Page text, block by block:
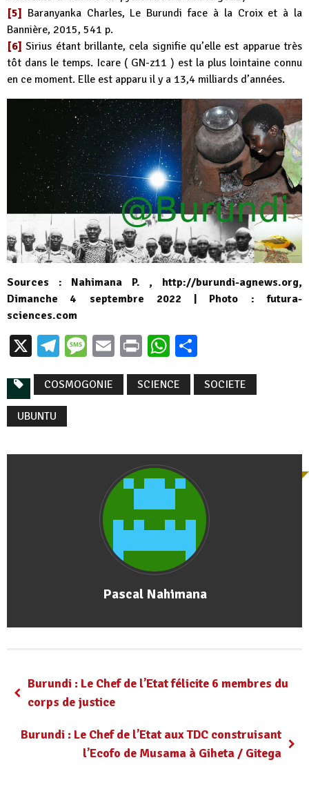
[5] Baranyanka Charles, Le Burundi face à la Croix et à la
Bannière, 2015, 541 p.
[6] Sirius étant brillante, cela signifie qu’elle est apparue très
tôt dans le temps. Icare ( GN-z11 ) est la plus lointaine connu
en ce moment. Elle est apparu il y a 13,4 milliards d’années.
Sources : Nahimana P. , http://burundi-agnews.org,
Dimanche 4 septembre 2022 | Photo : futura-
sciences.com
X Telegram
Message
EmailPrintWhatsApp
COSMOGONIE SCIENCE SOCIETE
UBUNTU
Pascal Nahimana
Burundi : Le Chef de l’Etat félicite 6 membres du
corps de justice
Burundi : Le Chef de l’Etat aux TDC construisant
l’Ecofo de Musama à Giheta / Gitega